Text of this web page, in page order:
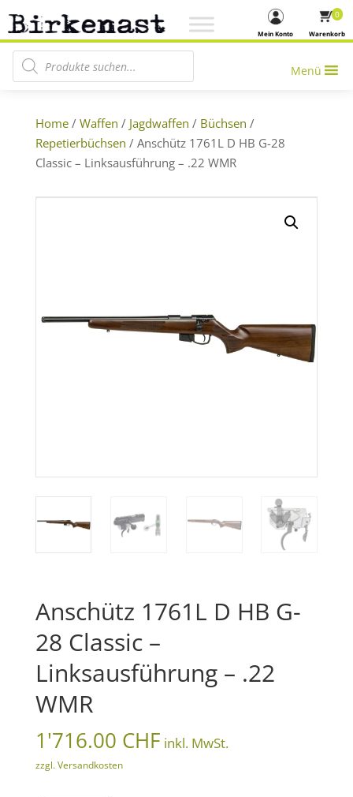
Warenkorb
0
Mein Konto
Products search
Menü
Home/ Waffen / Jagdwaffen / Büchsen /
Repetierbüchsen / Anschütz 1761L D HB G-28
Classic – Linksausführung – .22 WMR
Anschütz 1761L D HB G-
28 Classic –
Linksausführung – .22
WMR
1'716.00 CHF inkl. MwSt.
zzgl. Versandkosten